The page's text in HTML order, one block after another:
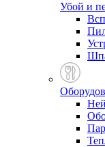
Убой и